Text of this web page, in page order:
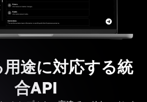
途に対応する統
合API